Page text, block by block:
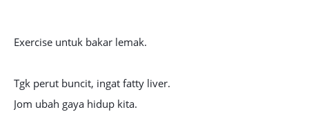
Exercise untuk bakar lemak.
Tgk perut buncit, ingat fatty liver.
Jom ubah gaya hidup kita.